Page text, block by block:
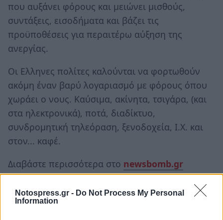
Notospress.gr - Do Not Process My Personal
Information
που αυξάνει φόρους και μειώνει μισθούς,
συντάξεις, εισοδήματα και βάζει τις
προϋποθέσεις για περαιτέρω αύξηση της
ανεργίας.
Οι Ελληνες πολίτες καλούνται να φορτωθούν
ακόμη έναν βαρύ λογαριασμό με φόρους όπου
χωράει ο νους. Καύσιμα, ακίνητα, τσιγάρα, (και
στα ηλεκτρονικά), ποτά, διαδίκτυο,
συνδρομητική τηλεόραση, ξενοδοχεία, Ι.Χ. και
στον... καφέ.
Διαβάστε περισσότερα στο newsbomb.gr